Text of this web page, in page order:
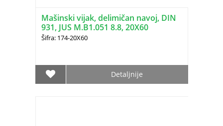
Mašinski vijak, delimičan navoj, DIN
931, JUS M.B1.051 8.8, 20X60
Šifra: 174-20X60
Detaljnije